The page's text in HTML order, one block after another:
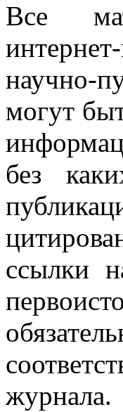
Все
научно-
могут
без
ссылки
журнала.